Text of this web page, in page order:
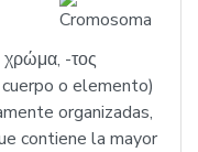
-τος
o elemento)
organizadas,
contiene la mayor